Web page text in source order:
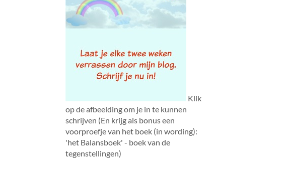
Klik
op de afbeelding om je in te kunnen
schrijven (En krijg als bonus een
voorproefje van het boek (in wording):
'het Balansboek' - boek van de
tegenstellingen)
Mag ik er even tussendoor?
Heb je mijn E-boek ’30 bemoedigende
quotes’